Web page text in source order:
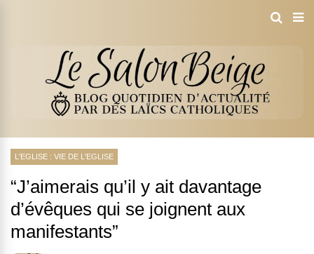
L'EGLISE : VIE DE L'EGLISE
“J’aimerais qu’il y ait davantage
d’évêques qui se joignent aux
manifestants”